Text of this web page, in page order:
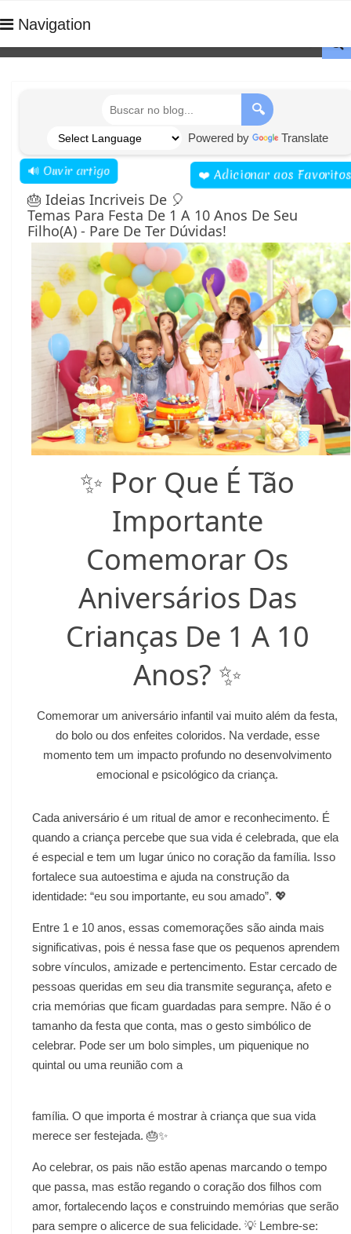
Navigation
🔍
Powered by Translate
🔊 Ouvir artigo ❤️ Adicionar aos Favoritos
🎂 Ideias Incriveis De 🎈
Temas Para Festa De 1 A 10 Anos De Seu
Filho(a) - Pare De Ter Dúvidas!
✨ Por Que É Tão
Importante
Comemorar Os
Aniversários Das
Crianças De 1 A 10
Anos? ✨
Comemorar um aniversário infantil vai muito além da festa,
do bolo ou dos enfeites coloridos. Na verdade, esse
momento tem um impacto profundo no desenvolvimento
emocional e psicológico da criança.
Cada aniversário é um ritual de amor e reconhecimento. É
quando a criança percebe que sua vida é celebrada, que ela
é especial e tem um lugar único no coração da família. Isso
fortalece sua autoestima e ajuda na construção da
identidade: “eu sou importante, eu sou amado”. 💖
Entre 1 e 10 anos, essas comemorações são ainda mais
significativas, pois é nessa fase que os pequenos aprendem
sobre vínculos, amizade e pertencimento. Estar cercado de
pessoas queridas em seu dia transmite segurança, afeto e
cria memórias que ficam guardadas para sempre. Não é o
tamanho da festa que conta, mas o gesto simbólico de
celebrar. Pode ser um bolo simples, um piquenique no
quintal ou uma reunião com a
família. O que importa é mostrar à criança que sua vida
merece ser festejada. 🎂✨
Ao celebrar, os pais não estão apenas marcando o tempo
que passa, mas estão regando o coração dos filhos com
amor, fortalecendo laços e construindo memórias que serão
para sempre o alicerce de sua felicidade. 💡 Lembre-se: